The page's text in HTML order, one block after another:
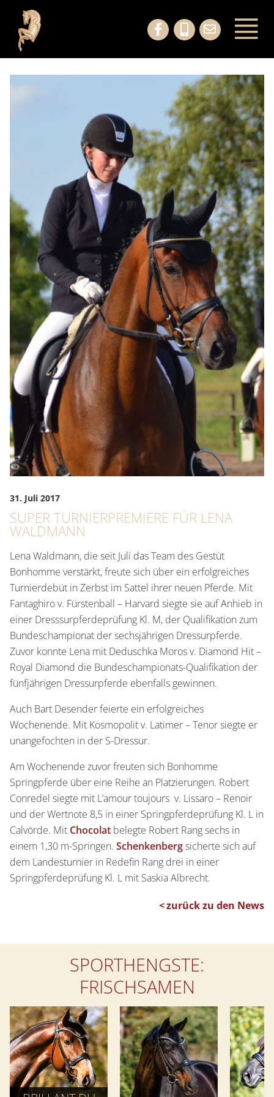
31. Juli 2017
SUPER TURNIERPREMIERE FÜR LENA
WALDMANN
Lena Waldmann, die seit Juli das Team des Gestüt
Bonhomme verstärkt, freute sich über ein erfolgreiches
Turnierdebüt in Zerbst im Sattel ihrer neuen Pferde. Mit
Fantaghiro v. Fürstenball – Harvard siegte sie auf Anhieb in
einer Dresssurpferdeprüfung Kl. M, der Qualifikation zum
Bundeschampionat der sechsjährigen Dressurpferde.
Zuvor konnte Lena mit Deduschka Moros v. Diamond Hit –
Royal Diamond die Bundeschampionats-Qualifikation der
fünfjährigen Dressurpferde ebenfalls gewinnen.
Auch Bart Desender feierte ein erfolgreiches
Wochenende. Mit Kosmopolit v. Latimer – Tenor siegte er
unangefochten in der S-Dressur.
Am Wochenende zuvor freuten sich Bonhomme
Springpferde über eine Reihe an Platzierungen. Robert
Conredel siegte mit L’amour toujours v. Lissaro – Renoir
und der Wertnote 8,5 in einer Springpferdeprüfung Kl. L in
Calvörde. Mit Chocolat belegte Robert Rang sechs in
einem 1,30 m-Springen. Schenkenbergsicherte sich auf
dem Landesturnier in Redefin Rang drei in einer
Springpferdeprüfung Kl. L mit Saskia Albrecht.
zurück zu den News
SPORTHENGSTE:
FRISCHSAMEN